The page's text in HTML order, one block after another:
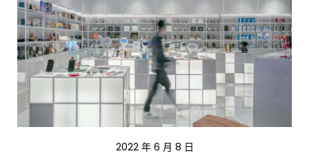
2022 年 6 月 8 日